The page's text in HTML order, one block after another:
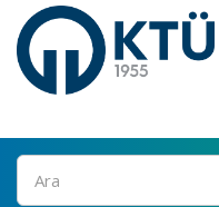
Ara